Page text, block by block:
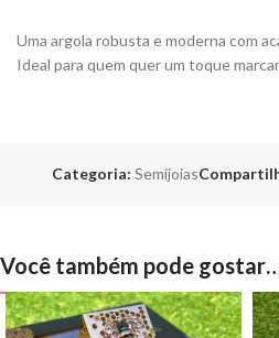
Uma argola robusta e moderna com
Ideal para quem quer um toque
Categoria: Semijoias
Você também pode